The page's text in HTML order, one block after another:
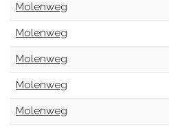
Molenweg
Molenweg
Molenweg
Molenweg
Molenweg